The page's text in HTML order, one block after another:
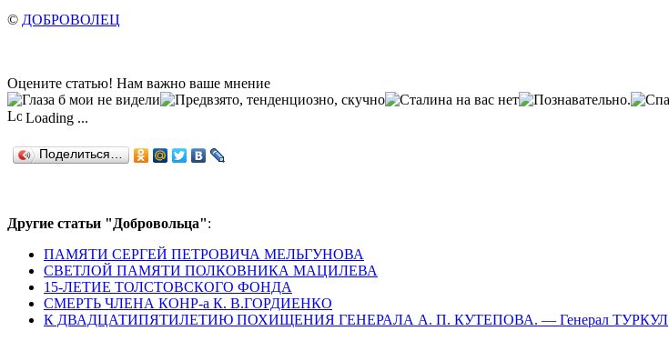
© ДОБРОВОЛЕЦ
Оцените статью! Нам важно ваше мнение
Loading ...
Поделиться…
Другие статьи "Добровольца":
ПАМЯТИ СЕРГЕЙ ПЕТРОВИЧА МЕЛЬГУНОВА
СВЕТЛОЙ ПАМЯТИ ПОЛКОВНИКА МАЦИЛЕВА
15-ЛЕТИЕ ТОЛСТОВСКОГО ФОНДА
СМЕРТЬ ЧЛЕНА КОНР-а К. В.ГОРДИЕНКО
К ДВАДЦАТИПЯТИЛЕТИЮ ПОХИЩЕНИЯ ГЕНЕРАЛА А. П. КУТЕПОВА. — Генерал ТУРКУЛ